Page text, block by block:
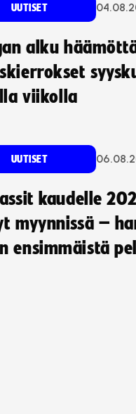
UUTISET
alku
viikolla
UUTISET
kaudelle
myynnissä –
ensimmäistä